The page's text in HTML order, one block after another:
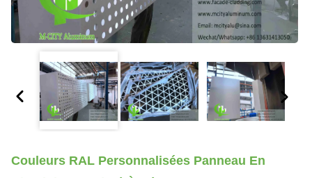
Couleurs RAL Personnalisées Panneau En